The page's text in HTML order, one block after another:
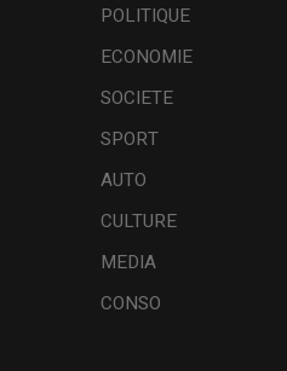
POLITIQUE
ECONOMIE
SOCIETE
SPORT
AUTO
CULTURE
MEDIA
CONSO